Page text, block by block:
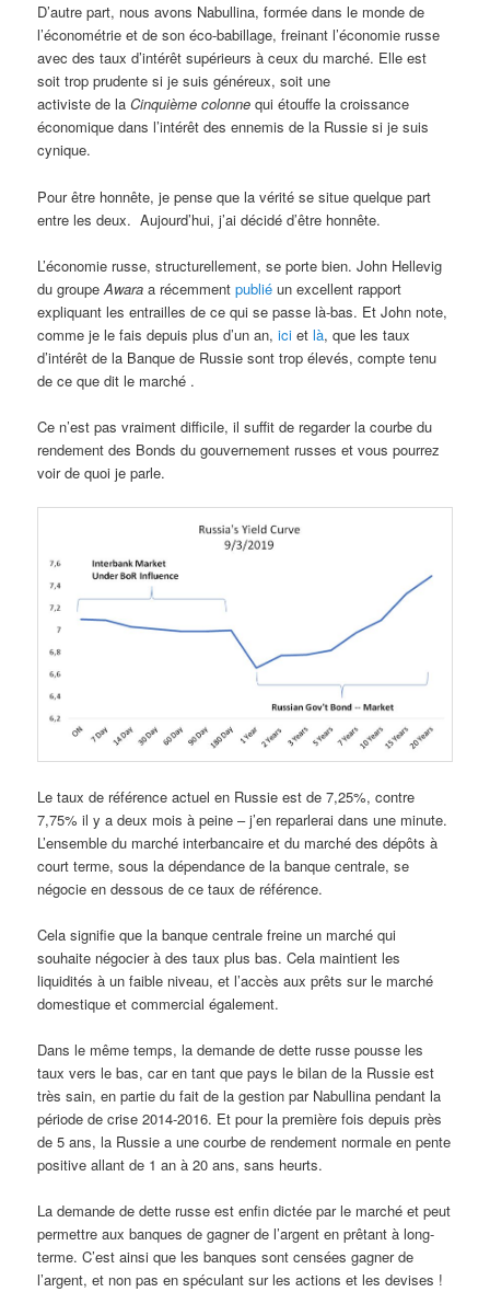
D’autre part, nous avons Nabullina, formée dans le monde de
l’économétrie et de son éco-babillage, freinant l’économie russe
avec des taux d’intérêt supérieurs à ceux du marché. Elle est
soit trop prudente si je suis généreux, soit une
activiste de laCinquième colonnequi étouffe la croissance
économique dans l’intérêt des ennemis de la Russie si je suis
cynique.
Pour être honnête, je pense que la vérité se situe quelque part
entre les deux. Aujourd’hui, j’ai décidé d’être honnête.
L’économie russe, structurellement, se porte bien. John Hellevig
du groupeAwara a récemmentpublié un excellent rapport
expliquant les entrailles de ce qui se passe là-bas. Et John note,
comme je le fais depuis plus d’un an,icietlà, que les taux
d’intérêt de la Banque de Russie sont trop élevés, compte tenu
de ce que dit le marché .
Ce n’est pas vraiment difficile, il suffit de regarder la courbe du
rendement des Bonds du gouvernement russes et vous pourrez
voir de quoi je parle.
Le taux de référence actuel en Russie est de 7,25%, contre
7,75% il y a deux mois à peine – j’en reparlerai dans une minute.
L’ensemble du marché interbancaire et du marché des dépôts à
court terme, sous la dépendance de la banque centrale, se
négocie en dessous de ce taux de référence.
Cela signifie que la banque centrale freine un marché qui
souhaite négocier à des taux plus bas. Cela maintient les
liquidités à un faible niveau, et l’accès aux prêts sur le marché
domestique et commercial également.
Dans le même temps, la demande de dette russe pousse les
taux vers le bas, car en tant que pays le bilan de la Russie est
très sain, en partie du fait de la gestion par Nabullina pendant la
période de crise 2014-2016. Et pour la première fois depuis près
de 5 ans, la Russie a une courbe de rendement normale en pente
positive allant de 1 an à 20 ans, sans heurts.
La demande de dette russe est enfin dictée par le marché et peut
permettre aux banques de gagner de l’argent en prêtant à long-
terme. C’est ainsi que les banques sont censées gagner de
l’argent, et non pas en spéculant sur les actions et les devises !